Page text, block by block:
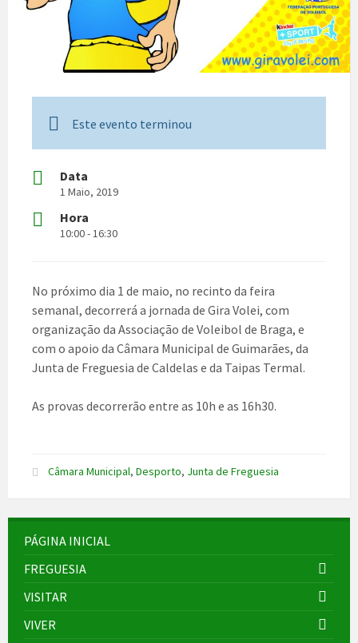
Este evento terminou
Data
1 Maio, 2019
Hora
10:00 - 16:30
No próximo dia 1 de maio, no recinto da feira
semanal, decorrerá a jornada de Gira Volei, com
organização da Associação de Voleibol de Braga, e
com o apoio da Câmara Municipal de Guimarães, da
Junta de Freguesia de Caldelas e da Taipas Termal.
As provas decorrerão entre as 10h e as 16h30.
Câmara Municipal, Desporto, Junta de Freguesia
PÁGINA INICIAL
FREGUESIA
VISITAR
VIVER